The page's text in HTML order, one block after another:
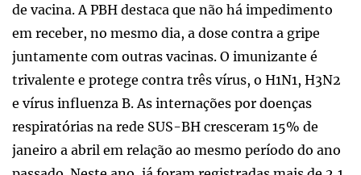
de vacina. A PBH destaca que não há impedimento
em receber, no mesmo dia, a dose contra a gripe
juntamente com outras vacinas. O imunizante é
trivalente e protege contra três vírus, o H1N1, H3N2
e vírus influenza B. As internações por doenças
respiratórias na rede SUS-BH cresceram 15% de
janeiro a abril em relação ao mesmo período do ano